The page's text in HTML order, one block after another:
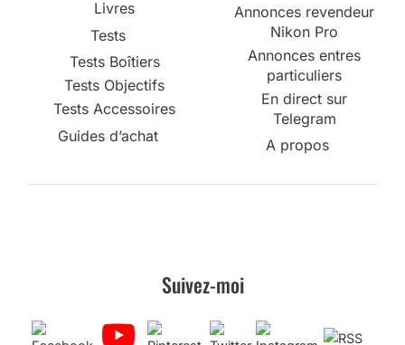
Livres
Tests
Tests Boîtiers
Tests Objectifs
Tests Accessoires
Guides d’achat
Annonces revendeur
Nikon Pro
Annonces entres
particuliers
En direct sur
Telegram
A propos
Suivez-moi